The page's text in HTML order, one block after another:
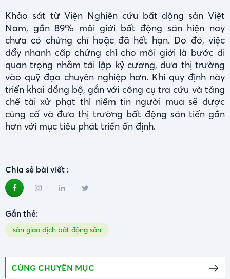
Khảo sát từ Viện Nghiên cứu bất động sản Việt
Nam, gần 89% môi giới bất động sản hiện nay
chưa có chứng chỉ hoặc đã hết hạn. Do đó, việc
đẩy nhanh cấp chứng chỉ cho môi giới là bước đi
quan trọng nhằm tái lập kỷ cương, đưa thị trường
vào quỹ đạo chuyên nghiệp hơn. Khi quy định này
triển khai đồng bộ, gắn với công cụ tra cứu và tăng
chế tài xử phạt thì niềm tin người mua sẽ được
củng cố và đưa thị trường bất động sản tiến gần
hơn với mục tiêu phát triển ổn định.
Chia sẻ bài viết :
Gắn thẻ:
sàn giao dịch bất động sản
CÙNG CHUYÊN MỤC